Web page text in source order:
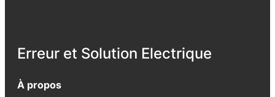
Erreur et Solution Electrique
À propos